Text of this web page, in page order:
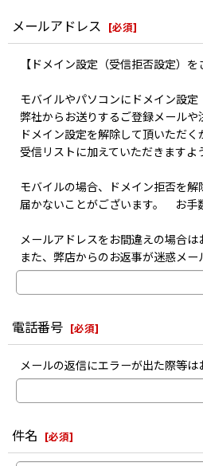
メールアドレス [必須]
【ドメイン設定（受信拒否設定）
モバイルやパソコンにドメイン設定
弊社からお送りするご登録メールや
ドメイン設定を解除して頂いただ
受信リストに加えていただきますよ
モバイルの場合、ドメイン拒否を
届かないことがございます。 お手
メールアドレスをお間違えの場合は
また、弊店からのお返事が迷惑メ
電話番号 [必須]
メールの返信にエラーが出た際等は
件名 [必須]